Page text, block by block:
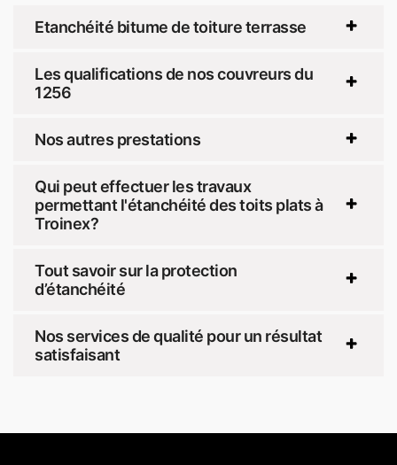
Etanchéité bitume de toiture terrasse
Les qualifications de nos couvreurs du
1256
Nos autres prestations
Qui peut effectuer les travaux
permettant l'étanchéité des toits plats à
Troinex?
Tout savoir sur la protection
d’étanchéité
Nos services de qualité pour un résultat
satisfaisant